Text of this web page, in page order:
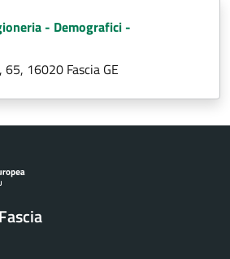
- Demografici -
16020 Fascia GE